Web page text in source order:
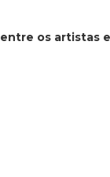
os artistas